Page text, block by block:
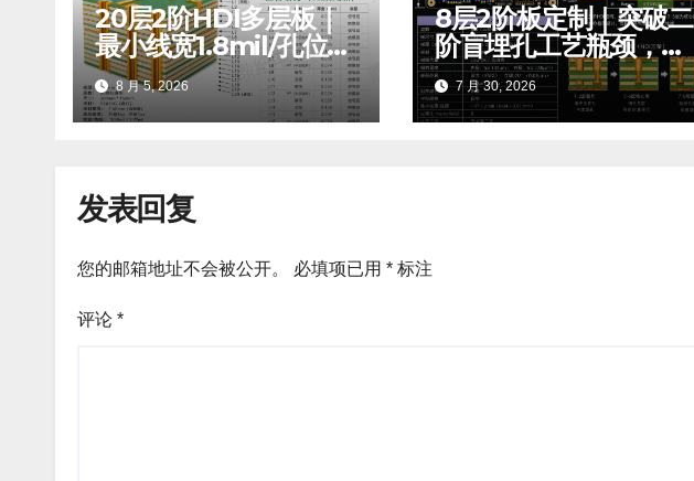
20层2阶HDI多层板｜
最小线宽1.8mil/孔位精
度±2mil，满足高速信
号传输需求
8 月 5, 2026
8层2阶板定制｜突破二
阶盲埋孔工艺瓶颈，鼎
纪确保稳定交付
7 月 30, 2026
发表回复
您的邮箱地址不会被公开。 必填项已用 * 标注
评论 *